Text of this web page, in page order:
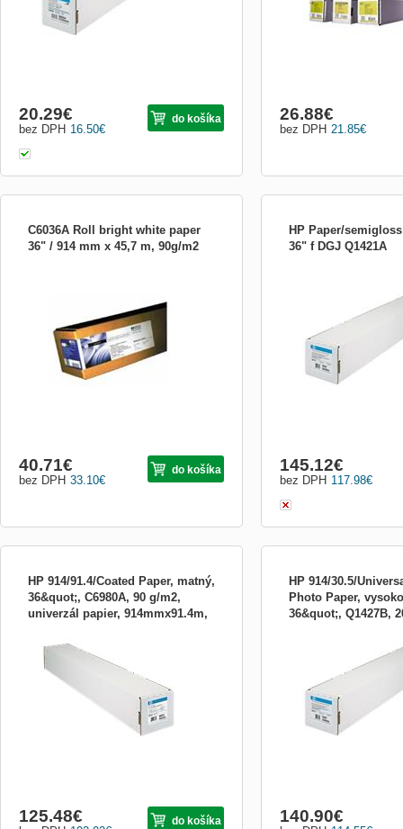
16.50€
bez DPH
20.29€ do košíka
21.85€
bez DPH
26.88€
C6036A Roll bright white paper
36" / 914 mm x 45,7 m, 90g/m2
536. Zářivě bílý papír HP Bright White
Inkjet Paper je nejzářivější z levnějších
papírů HP a je určen ke každodennímu
tisku černobí...
33.10€
bez DPH
40.71€ do košíka
HP Paper/
36" f DGJ Q1421A
914 mm x 30,5 m, 190 g/
metody ISO 536.
fotografický papír HP
gloss Photo Paper je
pololesklý fotog...
117.98€
bez DPH
145.12€
HP 914/91.4/Coated Paper, matný,
36&quot;, C6980A, 90 g/m2,
univerzál papier, 914mmx91.4m,
1050C/1055CM, 5000/5000PS, řady 1000
125.48€ do košíka
HP 914/30.5/
Photo Paper,
36&quot;, Q1427B,
Paper – 914 mm x 30,5
testovací metody ISO
vysoce lesklý
Universal High-gloss
ekonomickou a
140.90€